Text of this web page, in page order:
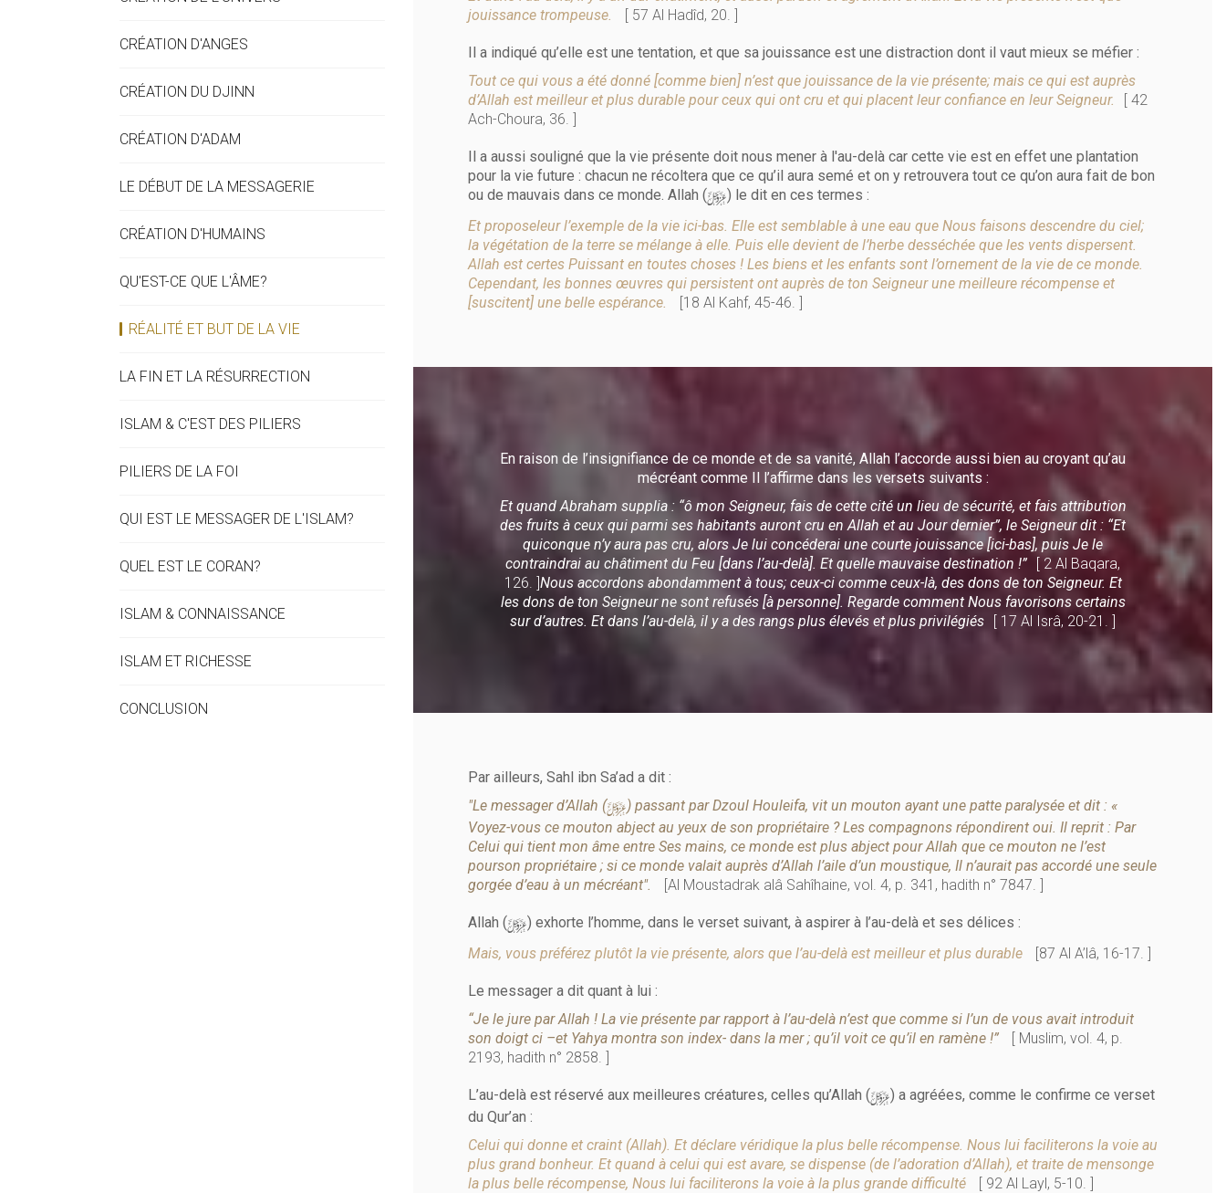
CRÉATION D'ANGES
CRÉATION DU DJINN
CRÉATION D'ADAM
LE DÉBUT DE LA MESSAGERIE
CRÉATION D'HUMAINS
QU'EST-CE QUE L'ÂME?
RÉALITÉ ET BUT DE LA VIE
LA FIN ET LA RÉSURRECTION
ISLAM & C'EST DES PILIERS
PILIERS DE LA FOI
QUI EST LE MESSAGER DE L'ISLAM?
QUEL EST LE CORAN?
ISLAM & CONNAISSANCE
ISLAM ET RICHESSE
CONCLUSION
jouissance trompeuse.
[ 57 Al Hadîd, 20. ]
Il a indiqué qu’elle est une tentation, et que sa jouissance est une distraction dont il vaut mieux se méfier :
Tout ce qui vous a été donné [comme bien] n’est que jouissance de la vie présente; mais ce qui est auprès
d’Allah est meilleur et plus durable pour ceux qui ont cru et qui placent leur confiance en leur Seigneur.
[ 42
Ach-Choura, 36. ]
Il a aussi souligné que la vie présente doit nous mener à l'au-delà car cette vie est en effet une plantation
pour la vie future : chacun ne récoltera que ce qu’il aura semé et on y retrouvera tout ce qu’on aura fait de bon
ou de mauvais dans ce monde. Allah (y) le dit en ces termes :
Et proposeleur l’exemple de la vie ici-bas. Elle est semblable à une eau que Nous faisons descendre du ciel;
la végétation de la terre se mélange à elle. Puis elle devient de l’herbe desséchée que les vents dispersent.
Allah est certes Puissant en toutes choses ! Les biens et les enfants sont l’ornement de la vie de ce monde.
Cependant, les bonnes œuvres qui persistent ont auprès de ton Seigneur une meilleure récompense et
[suscitent] une belle espérance.
[18 Al Kahf, 45-46. ]
En raison de l’insignifiance de ce monde et de sa vanité, Allah l’accorde aussi bien au croyant qu’au
mécréant comme Il l’affirme dans les versets suivants :
Et quand Abraham supplia : “ô mon Seigneur, fais de cette cité un lieu de sécurité, et fais attribution
des fruits à ceux qui parmi ses habitants auront cru en Allah et au Jour dernier”, le Seigneur dit : “Et
quiconque n’y aura pas cru, alors Je lui concéderai une courte jouissance [ici-bas], puis Je le
contraindrai au châtiment du Feu [dans l’au-delà]. Et quelle mauvaise destination !”
[ 2 Al Baqara,
126. ]Nous accordons abondamment à tous; ceux-ci comme ceux-là, des dons de ton Seigneur. Et
les dons de ton Seigneur ne sont refusés [à personne]. Regarde comment Nous favorisons certains
sur d’autres. Et dans l’au-delà, il y a des rangs plus élevés et plus privilégiés
[ 17 Al Isrâ, 20-21. ]
Par ailleurs, Sahl ibn Sa’ad a dit :
"Le messager d’Allah (y) passant par Dzoul Houleifa, vit un mouton ayant une patte paralysée et dit : «
Voyez-vous ce mouton abject au yeux de son propriétaire ? Les compagnons répondirent oui. Il reprit : Par
Celui qui tient mon âme entre Ses mains, ce monde est plus abject pour Allah que ce mouton ne l’est
pourson propriétaire ; si ce monde valait auprès d’Allah l’aile d’un moustique, Il n’aurait pas accordé une seule
gorgée d’eau à un mécréant".
[Al Moustadrak alâ Sahîhaine, vol. 4, p. 341, hadith n° 7847. ]
Allah (y) exhorte l’homme, dans le verset suivant, à aspirer à l’au-delà et ses délices :
Mais, vous préférez plutôt la vie présente, alors que l’au-delà est meilleur et plus durable
[87 Al A’lâ, 16-17. ]
Le messager a dit quant à lui :
“Je le jure par Allah ! La vie présente par rapport à l’au-delà n’est que comme si l’un de vous avait introduit
son doigt ci –et Yahya montra son index- dans la mer ; qu’il voit ce qu’il en ramène !”
[ Muslim, vol. 4, p.
2193, hadith n° 2858. ]
L’au-delà est réservé aux meilleures créatures, celles qu’Allah (y) a agréées, comme le confirme ce verset
du Qur’an :
Celui qui donne et craint (Allah). Et déclare véridique la plus belle récompense. Nous lui faciliterons la voie au
plus grand bonheur. Et quand à celui qui est avare, se dispense (de l’adoration d’Allah), et traite de mensonge
la plus belle récompense, Nous lui faciliterons la voie à la plus grande difficulté
[ 92 Al Layl, 5-10. ]